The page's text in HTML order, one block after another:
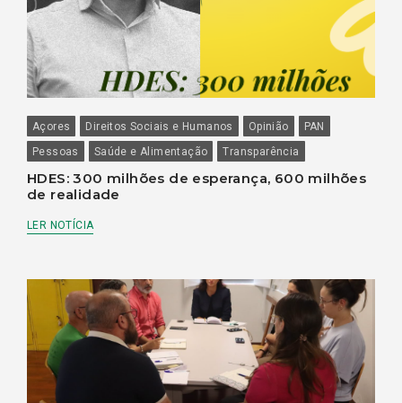
Açores Direitos Sociais e Humanos Opinião
PAN
Pessoas
Saúde e Alimentação Transparência
HDES: 300 milhões de esperança, 600 milhões
de realidade
LER NOTÍCIA